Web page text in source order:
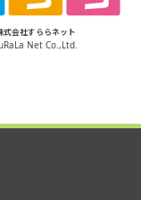
式会社すららネット
Net Co.,Ltd.